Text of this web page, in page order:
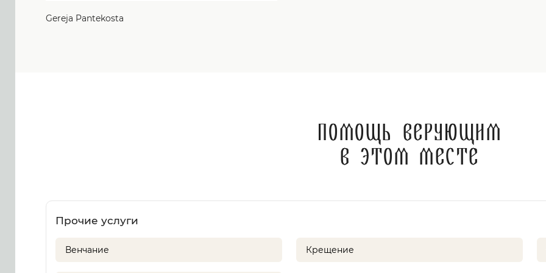
Gereja Pantekosta
Помощь верующим
в этом месте
Прочие услуги
Венчание Крещение